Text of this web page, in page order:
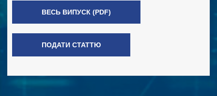
ВЕСЬ ВИПУСК (PDF)
ПОДАТИ СТАТТЮ